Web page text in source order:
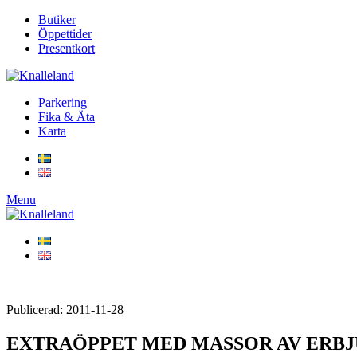
Butiker
Öppettider
Presentkort
Parkering
Fika & Äta
Karta
Menu
Publicerad: 2011-11-28
EXTRAÖPPET MED MASSOR AV